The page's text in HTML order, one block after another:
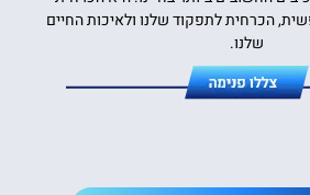
הכרחית לתפקוד שלנו ולאיכות החיים
שלנו.